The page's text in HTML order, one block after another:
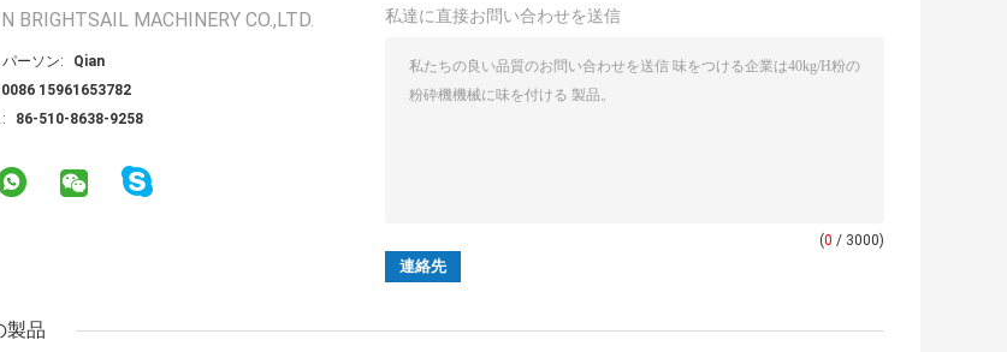
BRIGHTSAIL MACHINERY CO.,LTD.
ーソン:
Qian
0086 15961653782
86-510-8638-9258
私達に直接お問い合わせを送信
(0 / 3000)
製品